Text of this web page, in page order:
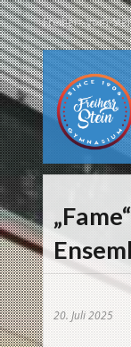
Freiherr-vom-
20. Juli 2025